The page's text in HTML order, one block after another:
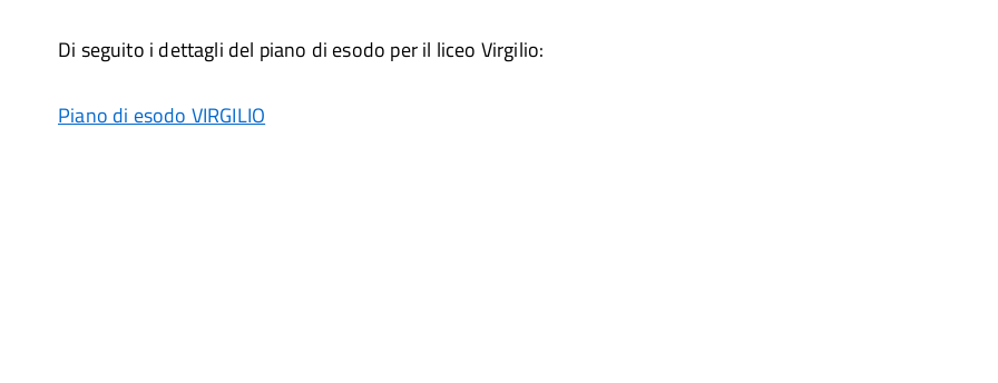
Di seguito i dettagli del piano di esodo per il liceo Virgilio:
Piano di esodo VIRGILIO